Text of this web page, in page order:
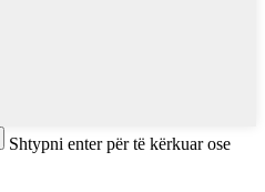
Shtypni enter për të kërkuar ose